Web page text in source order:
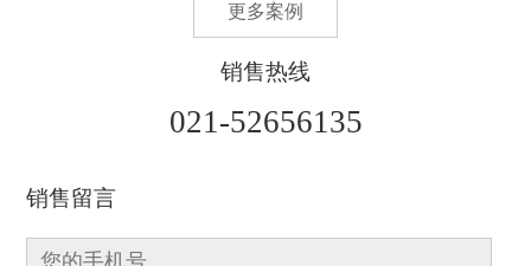
更多案例
销售热线
021-52656135
销售留言